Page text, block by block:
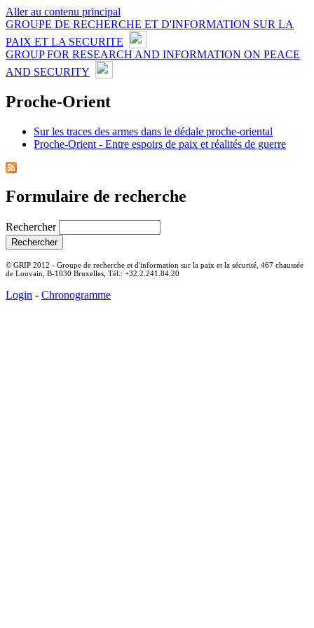
Aller au contenu principal
GROUPE DE RECHERCHE ET D'INFORMATION SUR LA
PAIX ET LA SECURITE
GROUP FOR RESEARCH AND INFORMATION ON PEACE
AND SECURITY
Proche-Orient
Sur les traces des armes dans le dédale proche-oriental
Proche-Orient - Entre espoirs de paix et réalités de guerre
Formulaire de recherche
Rechercher
© GRIP 2012 - Groupe de recherche et d'information sur la paix et la sécurité, 467 chaussée
de Louvain, B-1030 Bruxelles, Tél.: +32.2.241.84.20
Login - Chronogramme